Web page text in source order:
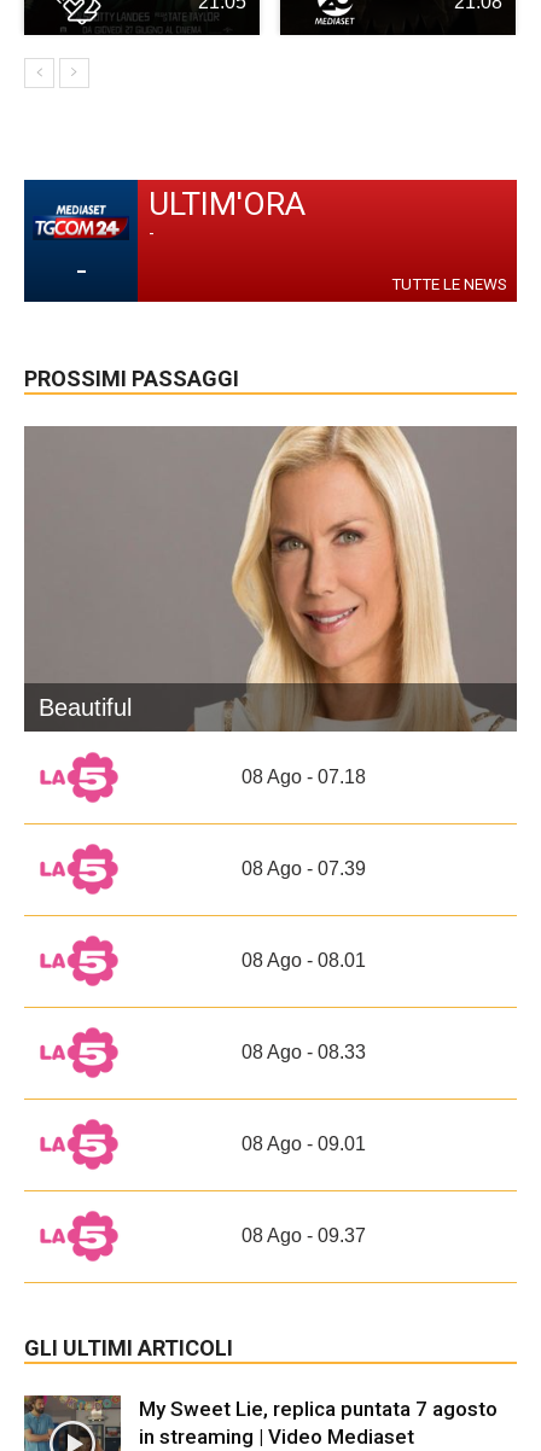
-
ULTIM'ORA
-
TUTTE LE NEWS
PROSSIMI PASSAGGI
Beautiful
08 Ago - 07.18
08 Ago - 07.39
08 Ago - 08.01
08 Ago - 08.33
08 Ago - 09.01
08 Ago - 09.37
GLI ULTIMI ARTICOLI
My Sweet Lie, replica puntata 7 agosto
in streaming | Video Mediaset